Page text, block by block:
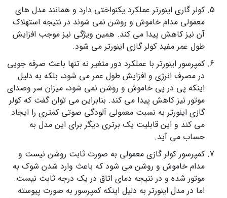
کولر گاری اینورتر عملکرد یکنواختی دارد و همانند مدل های
معمولی مدام خاموش و روشن نمی شوند در نتیجه استهلاک
آن نیز کاهش پیدا می کند. همین ویژگی نیز موجب افزایش
طول عمر مفید کولر گازی اینورتر می شود.
کمپرسور اینورتر با عملکرد دور متغیر نه تنها باعث صرفه جویی
در مصرف انرژی و افزایش طول عمر می شود، بلکه به دلیل
اینکه پی در پی خاموش و روشن نمی شود، میزان سر وصدای
موتور نیز کاهش پیدا می کند. بنابراین می توان گفت که کولر
گازی اینورتر به نسبت معمولی آلودگی صوتی کمتری را ایجاد
می کند و این قابلیت یک برتری دیگر برای این مدل به
حساب می آید.
کمپرسور کولر گازی معمولی به صورت ثابت روشن نیست و
مدام خاموش و روشن می شود که باعث وارد شدن شوک به
موتور شده و در نتیجه دمای اتاق در یک درجه ثابت نیست.
اما در مدل اینورتر به دلیل اینکه کمپرسور به صورت پیوسته